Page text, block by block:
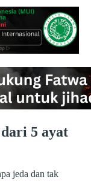
5 ayat
jeda dan tak